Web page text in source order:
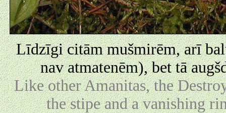
Līdzīgi citām mušmirēm, arī
nav atmatenēm), bet tā
Like other Amanitas, the
the stipe and a vanishing